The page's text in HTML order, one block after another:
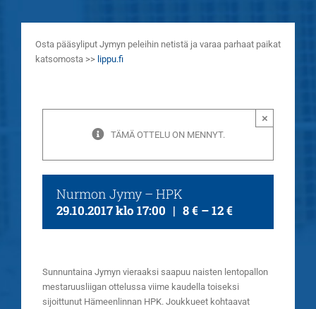
Osta pääsyliput Jymyn peleihin netistä ja varaa parhaat paikat
katsomosta >> lippu.fi
TÄMÄ OTTELU ON MENNYT.
×
Nurmon Jymy – HPK
29.10.2017 klo 17:00 | 8 € – 12 €
Sunnuntaina Jymyn vieraaksi saapuu naisten lentopallon
mestaruusliigan ottelussa viime kaudella toiseksi
sijoittunut Hämeenlinnan HPK. Joukkueet kohtaavat